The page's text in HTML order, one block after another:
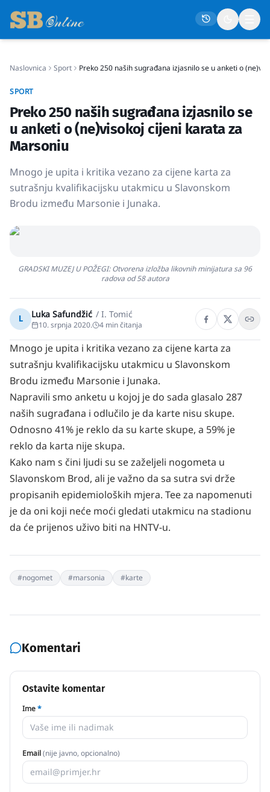
Politika
Gospodarstvo
Crna kronika
Sport
Kultura
Naslovnica Sport Preko 250 naših sugrađana izjasnilo se u anketi o
SPORT
Preko 250 naših sugrađana izjasnilo se
u anketi o (ne)visokoj cijeni karata za
Marsoniu
Mnogo je upita i kritika vezano za cijene karta za
sutrašnju kvalifikacijsku utakmicu u Slavonskom
Brodu između Marsonie i Junaka.
GRADSKI MUZEJ U POŽEGI: Otvorena izložba likovnih minijatura sa 96
radova od 58 autora
L Luka Safundžić / I. Tomić
10. srpnja 2020. 4 min čitanja
Mnogo je upita i kritika vezano za cijene karta za
sutrašnju kvalifikacijsku utakmicu u Slavonskom
Brodu između Marsonie i Junaka.
Napravili smo anketu u kojoj je do sada glasalo 287
naših sugrađana i odlučilo je da karte nisu skupe.
Odnosno 41% je reklo da su karte skupe, a 59% je
reklo da karta nije skupa.
Kako nam s čini ljudi su se zaželjeli nogometa u
Slavonskom Brod, ali je važno da sa sutra svi drže
propisanih epidemioloških mjera. Tee za napomenuti
je da oni koji neće moći gledati utakmicu na stadionu
da će prijenos uživo biti na HNTV-u.
#nogomet #marsonia #karte
Komentari
Ostavite komentar
Ime*
Email(nije javno, opcionalno)